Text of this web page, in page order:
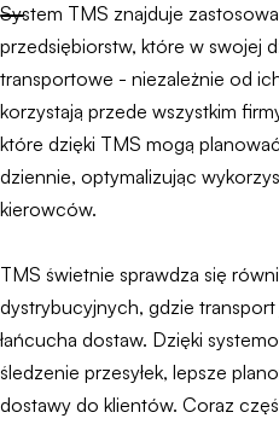
System TMS znajduje
przedsiębiorstw, które w swojej
transportowe - niezależnie od
korzystają przede wszystkim
które dzięki TMS mogą
dziennie, optymalizując
kierowców.
TMS świetnie sprawdza się
dystrybucyjnych, gdzie
łańcucha dostaw. Dzięki
śledzenie przesyłek, lepsze
dostawy do klientów. Coraz